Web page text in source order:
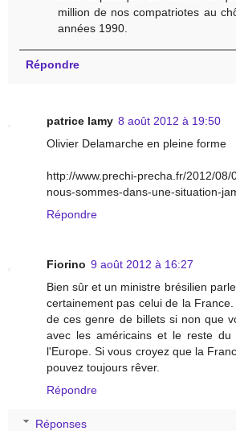
million de nos compatriotes au
années 1990.
Répondre
patrice lamy 8 août 2012 à 19:50
Olivier Delamarche en pleine forme
http://www.prechi-precha.fr/2012/
nous-sommes-dans-une-situation-
Répondre
Fiorino 9 août 2012 à 16:27
Bien sûr et un ministre brésilien
certainement pas celui de la
de ces genre de billets si non que
avec les américains et le reste du
l'Europe. Si vous croyez que la
pouvez toujours rêver.
Répondre
Réponses